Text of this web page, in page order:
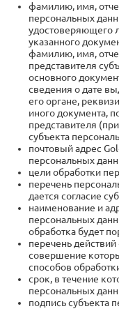
фамилию, имя,
персональных
удостоверяющего
указанного
фамилию, имя,
представителя
основного
сведения о дате
его органе,
иного документа,
представителя
субъекта
почтовый адрес
персональных
цели обработки
перечень
дается согласие
наименование и
персональных
обработка будет
перечень
совершение
способов
срок, в течение
персональных
подпись субъекта